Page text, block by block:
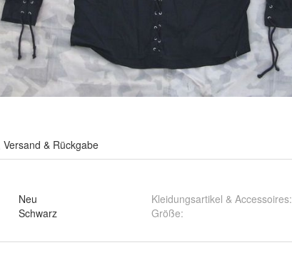
& Rückgabe
Neu
Schwarz
Kleidungsartikel & Accessoires:
Größe: